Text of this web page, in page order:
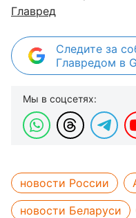
Главред
Следите за
Главредом в
Мы в соцсетях:
новости России
новости Беларуси